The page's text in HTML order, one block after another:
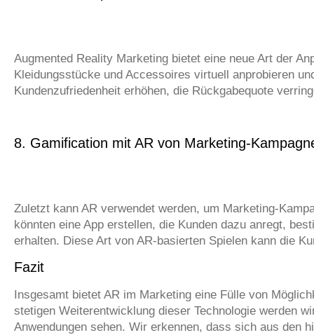
Augmented Reality Marketing bietet eine neue Art der
Kleidungsstücke und Accessoires virtuell anprobieren
Kundenzufriedenheit erhöhen, die Rückgabequote
8. Gamification mit AR von Marketing-
Zuletzt kann AR verwendet werden, um Marketing-
könnten eine App erstellen, die Kunden dazu anregt,
erhalten. Diese Art von AR-basierten Spielen kann die
Fazit
Insgesamt bietet AR im Marketing eine Fülle von
stetigen Weiterentwicklung dieser Technologie werden
Anwendungen sehen. Wir erkennen, dass sich aus den